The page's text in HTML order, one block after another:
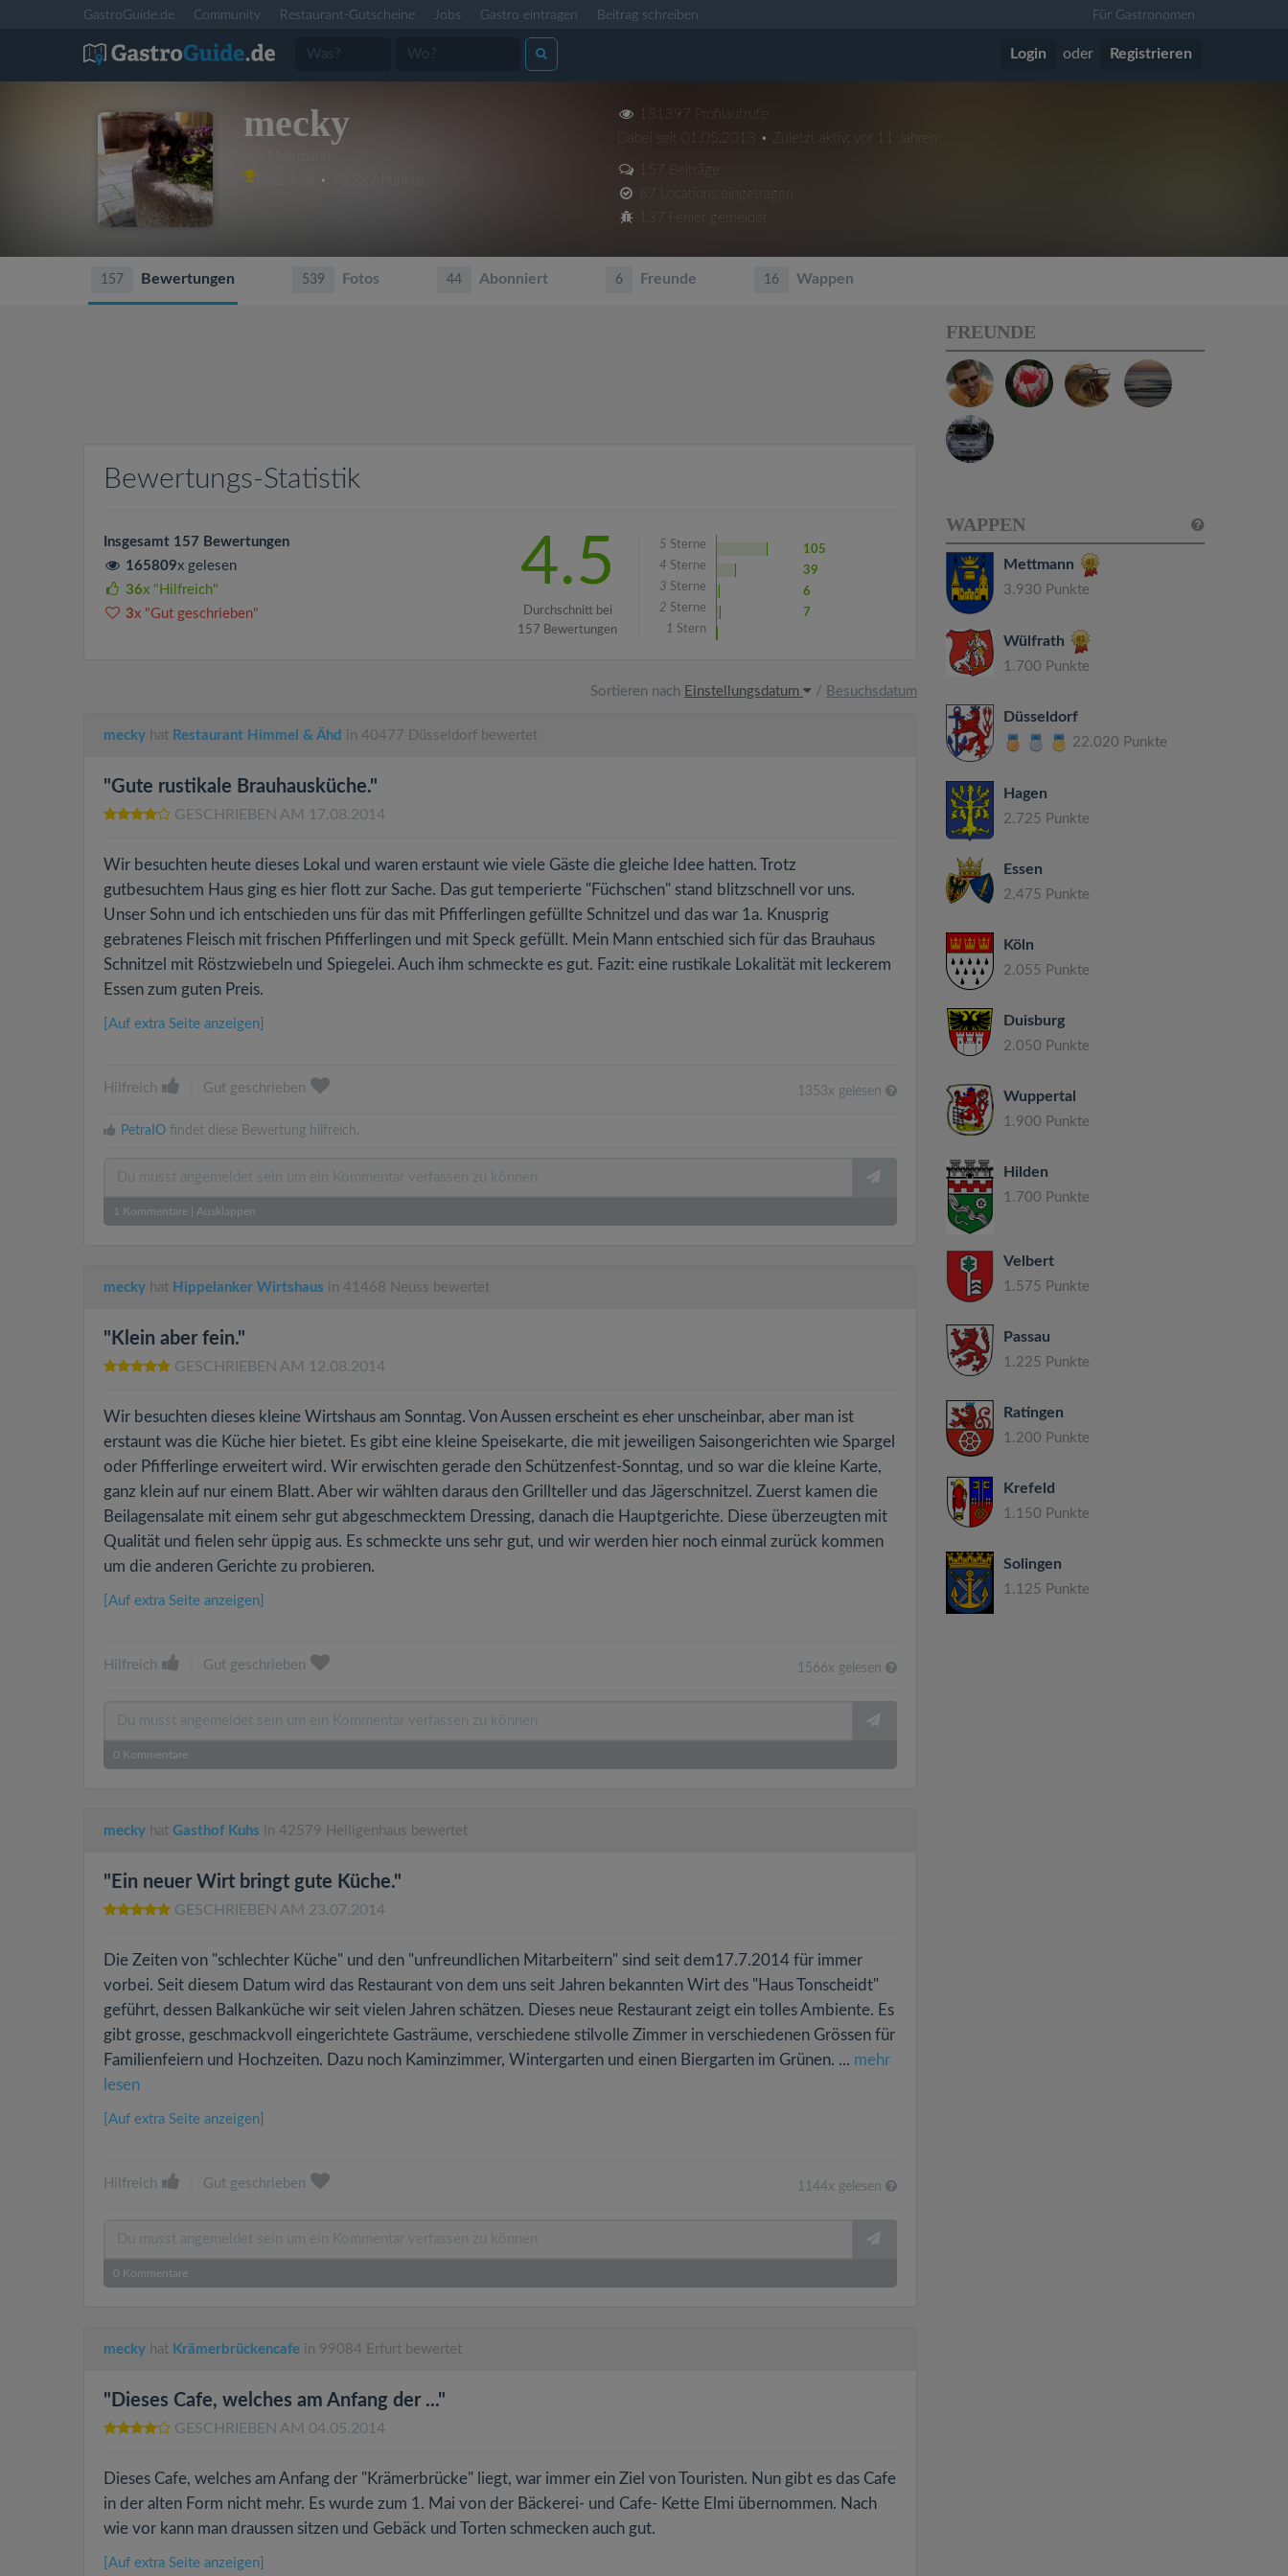
GastroGuide.de Community Restaurant-Gutscheine Jobs Gastro eintragen Beitrag schreiben Für Gastronomen
Login oder Registrieren
mecky
Platz #58 • 78,387 Punkte
181397 Profilaufrufe
Dabei seit 01.05.2013 • Zuletzt aktiv: vor 11 Jahren
157 Beiträge
87 Locations eingetragen
137 Fehler gemeldet
157 Bewertungen 539 Fotos 44 Abonniert 6 Freunde 16 Wappen
Bewertungs-Statistik
Insgesamt 157 Bewertungen
165809x gelesen
36x "Hilfreich"
3x "Gut geschrieben"
4.5
Durchschnitt bei
157 Bewertungen
5 Sterne
105
4 Sterne
39
3 Sterne
6
2 Sterne
7
1 Stern
Sortieren nach Einstellungsdatum / Besuchsdatum
mecky hat Restaurant Himmel & Ähd in 40477 Düsseldorf bewertet
"Gute rustikale Brauhausküche."
GESCHRIEBEN AM 17.08.2014
Wir besuchten heute dieses Lokal und waren erstaunt wie viele Gäste die gleiche Idee hatten. Trotz
gutbesuchtem Haus ging es hier flott zur Sache. Das gut temperierte "Füchschen" stand blitzschnell vor uns.
Unser Sohn und ich entschieden uns für das mit Pfifferlingen gefüllte Schnitzel und das war 1a. Knusprig
gebratenes Fleisch mit frischen Pfifferlingen und mit Speck gefüllt. Mein Mann entschied sich für das Brauhaus
Schnitzel mit Röstzwiebeln und Spiegelei. Auch ihm schmeckte es gut. Fazit: eine rustikale Lokalität mit leckerem
Essen zum guten Preis.
[Auf extra Seite anzeigen]
Hilfreich Gut geschrieben 1353x gelesen
PetraIO findet diese Bewertung hilfreich.
1 Kommentare Ausklappen
mecky hat Hippelanker Wirtshaus in 41468 Neuss bewertet
"Klein aber fein."
GESCHRIEBEN AM 12.08.2014
Wir besuchten dieses kleine Wirtshaus am Sonntag. Von Aussen erscheint es eher unscheinbar, aber man ist
erstaunt was die Küche hier bietet. Es gibt eine kleine Speisekarte, die mit jeweiligen Saisongerichten wie Spargel
oder Pfifferlinge erweitert wird. Wir erwischten gerade den Schützenfest-Sonntag, und so war die kleine Karte,
ganz klein auf nur einem Blatt. Aber wir wählten daraus den Grillteller und das Jägerschnitzel. Zuerst kamen die
Beilagensalate mit einem sehr gut abgeschmecktem Dressing, danach die Hauptgerichte. Diese überzeugten mit
Qualität und fielen sehr üppig aus. Es schmeckte uns sehr gut, und wir werden hier noch einmal zurück kommen
um die anderen Gerichte zu probieren.
[Auf extra Seite anzeigen]
Hilfreich Gut geschrieben 1566x gelesen
0 Kommentare
mecky hat Gasthof Kuhs in 42579 Heiligenhaus bewertet
"Ein neuer Wirt bringt gute Küche."
GESCHRIEBEN AM 23.07.2014
Die Zeiten von "schlechter Küche" und den "unfreundlichen Mitarbeitern" sind seit dem17.7.2014 für immer
vorbei. Seit diesem Datum wird das Restaurant von dem uns seit Jahren bekannten Wirt des "Haus Tonscheidt"
geführt, dessen Balkanküche wir seit vielen Jahren schätzen. Dieses neue Restaurant zeigt ein tolles Ambiente. Es
gibt grosse, geschmackvoll eingerichtete Gasträume, verschiedene stilvolle Zimmer in verschiedenen Grössen für
Familienfeiern und Hochzeiten. Dazu noch Kaminzimmer, Wintergarten und einen Biergarten im Grünen. ... mehr
lesen
[Auf extra Seite anzeigen]
Hilfreich Gut geschrieben 1144x gelesen
0 Kommentare
mecky hat Krämerbrückencafe in 99084 Erfurt bewertet
"Dieses Cafe, welches am Anfang der ..."
GESCHRIEBEN AM 04.05.2014
Dieses Cafe, welches am Anfang der "Krämerbrücke" liegt, war immer ein Ziel von Touristen. Nun gibt es das Cafe
in der alten Form nicht mehr. Es wurde zum 1. Mai von der Bäckerei- und Cafe- Kette Elmi übernommen. Nach
wie vor kann man draussen sitzen und Gebäck und Torten schmecken auch gut.
[Auf extra Seite anzeigen]
FREUNDE
WAPPEN
Mettmann
3.930 Punkte
Wülfrath
1.700 Punkte
Düsseldorf
22.020 Punkte
Hagen
2.725 Punkte
Essen
2.475 Punkte
Köln
2.055 Punkte
Duisburg
2.050 Punkte
Wuppertal
1.900 Punkte
Hilden
1.700 Punkte
Velbert
1.575 Punkte
Passau
1.225 Punkte
Ratingen
1.200 Punkte
Krefeld
1.150 Punkte
Solingen
1.125 Punkte